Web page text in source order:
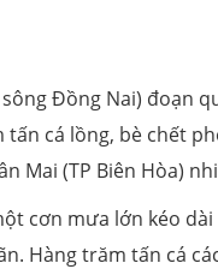
Đồng Nai) đoạn
cá lồng, bè chết
Mai (TP Biên Hòa)
cơn mưa lớn kéo
Hàng trăm tấn cá